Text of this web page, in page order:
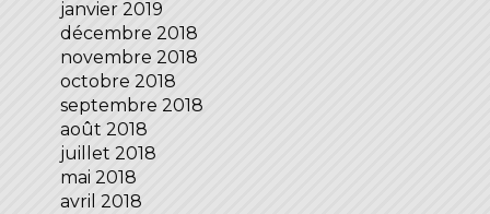
janvier 2019
décembre 2018
novembre 2018
octobre 2018
septembre 2018
août 2018
juillet 2018
mai 2018
avril 2018